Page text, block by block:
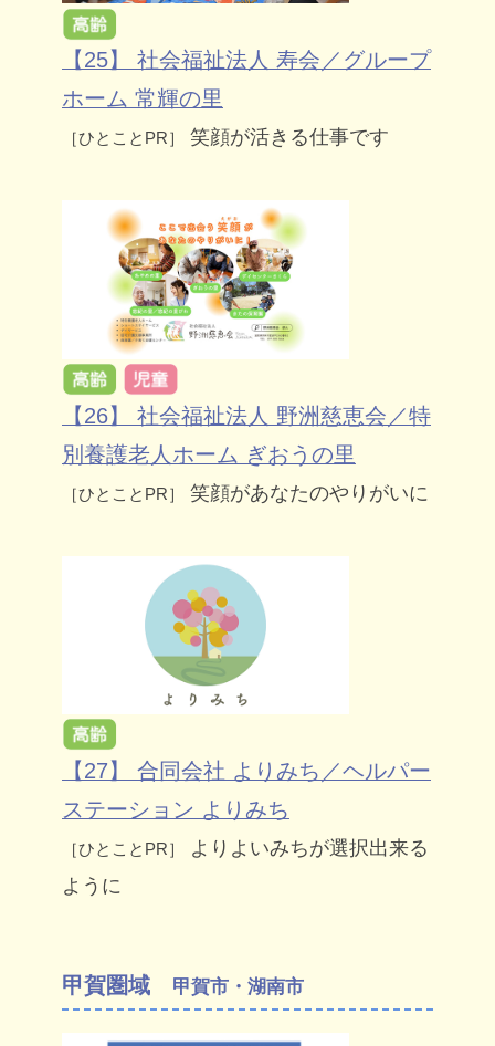
【25】 社会福祉法人 寿会／グループ
ホーム 常輝の里
［ひとことPR］ 笑顔が活きる仕事です
【26】 社会福祉法人 野洲慈恵会／特
別養護老人ホーム ぎおうの里
［ひとことPR］ 笑顔があなたのやりがいに
【27】 合同会社 よりみち／ヘルパー
ステーション よりみち
［ひとことPR］
よりよいみちが選択出来る
ように
甲賀圏域 甲賀市・湖南市